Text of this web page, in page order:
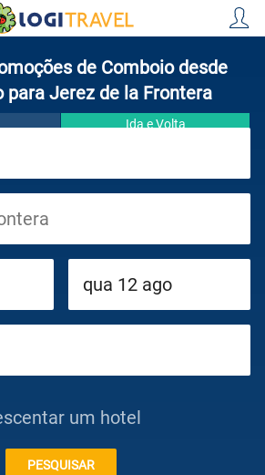
de Comboio desde
para Jerez de la Frontera
Ida e Volta
um hotel
PESQUISAR